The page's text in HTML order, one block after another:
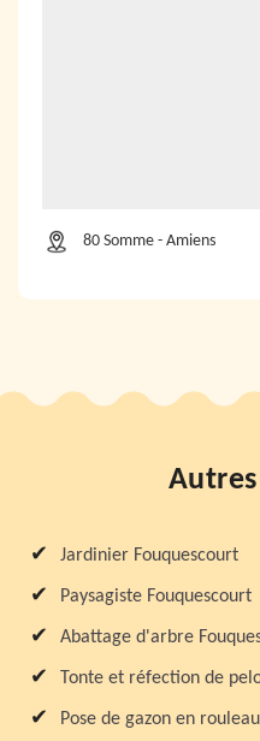
80 Somme - Amiens
Jardinier Fouquescourt
Paysagiste Fouquescourt
Abattage d'arbre
Tonte et réfection de
Pose de gazon en